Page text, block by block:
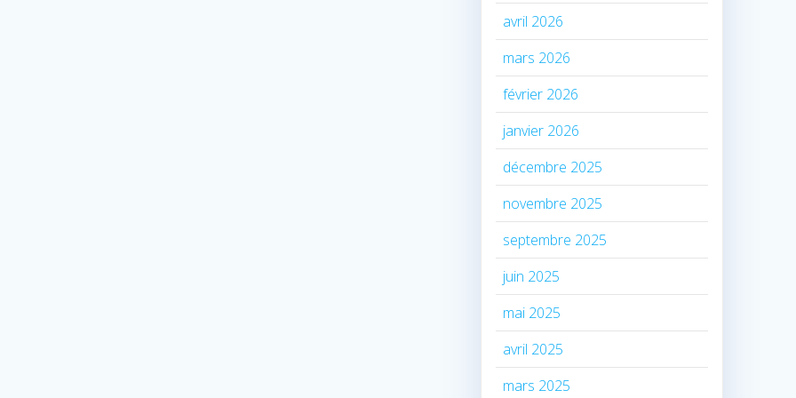
avril 2026
mars 2026
février 2026
janvier 2026
décembre 2025
novembre 2025
septembre 2025
juin 2025
mai 2025
avril 2025
mars 2025